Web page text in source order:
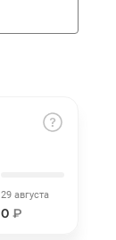
29 августа
0₽